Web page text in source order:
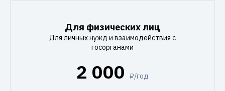
Для физических лиц
Для личных нужд и взаимодействия с
госорганами
2 000 ₽/год